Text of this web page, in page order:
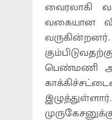
வைரலாகி
வகையான
பெண்மணி